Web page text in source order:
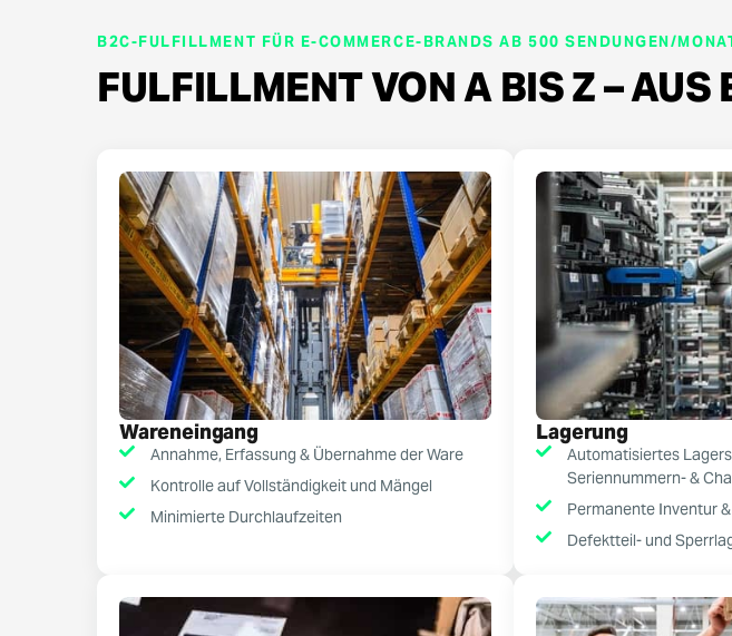
B2C-FULFILLMENT FÜR E-COMMERCE-BRANDS AB 500 SENDUNGEN/
FULFILLMENT VON A BIS Z – AUS
Wareneingang
Annahme, Erfassung & Übernahme der Ware
Kontrolle auf Vollständigkeit und Mängel
Minimierte Durchlaufzeiten
Lagerung
Automatisiertes
Seriennummern- &
Permanente Inventur
Defektteil- und